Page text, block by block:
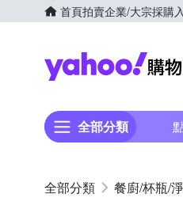
首頁拍賣企業/大宗採購
全部分類
餐廚/杯瓶/